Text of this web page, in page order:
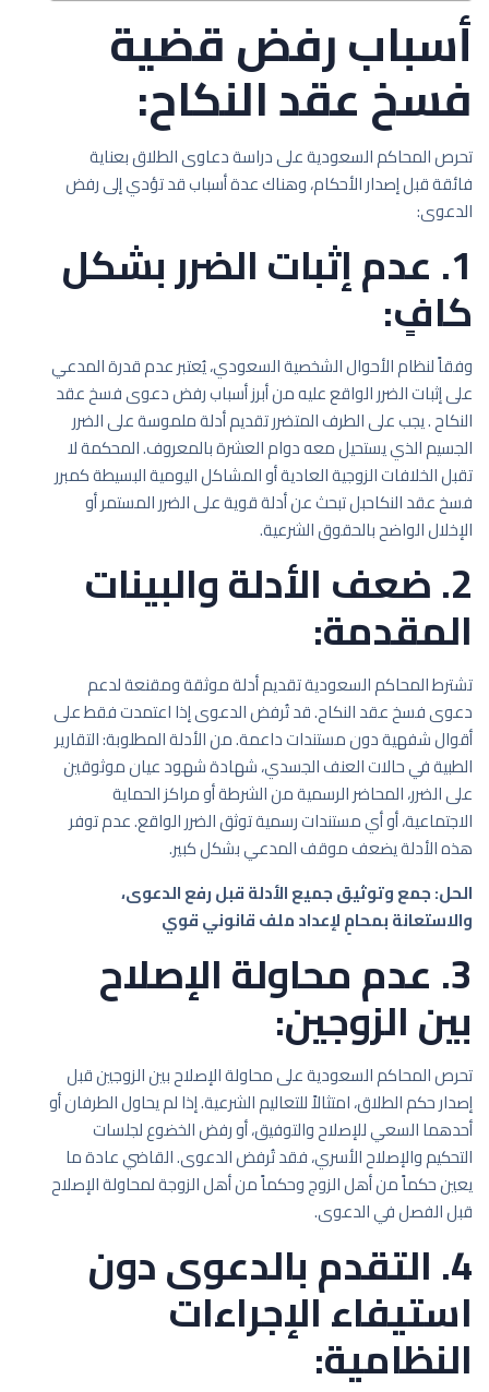
أسباب رفض قضية
فسخ عقد النكاح:
تحرص المحاكم السعودية على دراسة دعاوى الطلاق بعناية
فائقة قبل إصدار الأحكام، وهناك عدة أسباب قد تؤدي إلى رفض
الدعوى:
1. عدم إثبات الضرر بشكل
كافٍ:
وفقاً لنظام الأحوال الشخصية السعودي، يُعتبر عدم قدرة المدعي
على إثبات الضرر الواقع عليه من أبرز أسباب رفض دعوى فسخ عقد
النكاح . يجب على الطرف المتضرر تقديم أدلة ملموسة على الضرر
الجسيم الذي يستحيل معه دوام العشرة بالمعروف. المحكمة لا
تقبل الخلافات الزوجية العادية أو المشاكل اليومية البسيطة كمبرر
فسخ عقد النكاحبل تبحث عن أدلة قوية على الضرر المستمر أو
الإخلال الواضح بالحقوق الشرعية.
2. ضعف الأدلة والبينات
المقدمة:
تشترط المحاكم السعودية تقديم أدلة موثقة ومقنعة لدعم
دعوى فسخ عقد النكاح. قد تُرفض الدعوى إذا اعتمدت فقط على
أقوال شفهية دون مستندات داعمة. من الأدلة المطلوبة: التقارير
الطبية في حالات العنف الجسدي، شهادة شهود عيان موثوقين
على الضرر، المحاضر الرسمية من الشرطة أو مراكز الحماية
الاجتماعية، أو أي مستندات رسمية توثق الضرر الواقع. عدم توفر
هذه الأدلة يضعف موقف المدعي بشكل كبير.
الحل: جمع وتوثيق جميع الأدلة قبل رفع الدعوى،
والاستعانة بمحامٍ لإعداد ملف قانوني قوي
3. عدم محاولة الإصلاح
بين الزوجين:
تحرص المحاكم السعودية على محاولة الإصلاح بين الزوجين قبل
إصدار حكم الطلاق، امتثالاً للتعاليم الشرعية. إذا لم يحاول الطرفان أو
أحدهما السعي للإصلاح والتوفيق، أو رفض الخضوع لجلسات
التحكيم والإصلاح الأسري، فقد تُرفض الدعوى. القاضي عادة ما
يعين حكماً من أهل الزوج وحكماً من أهل الزوجة لمحاولة الإصلاح
قبل الفصل في الدعوى.
4. التقدم بالدعوى دون
استيفاء الإجراءات
النظامية: